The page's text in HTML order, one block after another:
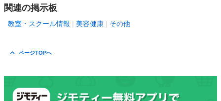
関連の掲示板
教室・スクール情報 美容健康 その他
ページTOPへ